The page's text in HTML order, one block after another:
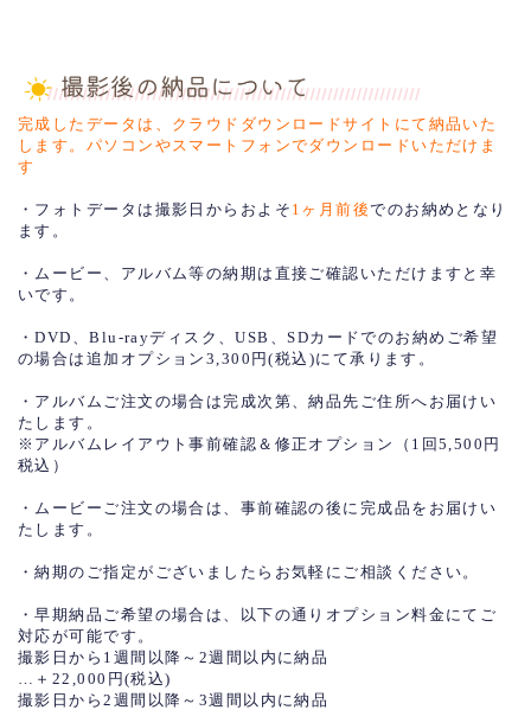
完成したデータは、クラウドダウンロードサイトにて納品いた
します。パソコンやスマートフォンでダウンロードいただけま
す
・フォトデータは撮影日からおよそ 1ヶ月前後でのお納めとなり
ます。
・ムービー、アルバム等の納期は直接ご確認いただけますと幸
いです。
・DVD、Blu-rayディスク、USB、SDカードでのお納めご希望
の場合は追加オプション3,300円(税込)にて承ります。
・アルバムご注文の場合は完成次第、納品先ご住所へお届けい
たします。
※アルバムレイアウト事前確認＆修正オプション（1回5,500円
税込）
・ムービーご注文の場合は、事前確認の後に完成品をお届けい
たします。
・納期のご指定がございましたらお気軽にご相談ください。
・早期納品ご希望の場合は、以下の通りオプション料金にてご
対応が可能です。
撮影日から1週間以降～2週間以内に納品
…＋22,000円(税込)
撮影日から2週間以降～3週間以内に納品